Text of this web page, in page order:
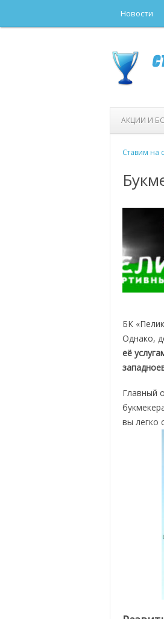
Новости
АКЦИИ И
Ставим на
БК
Однако,
её
Главный
вы легко